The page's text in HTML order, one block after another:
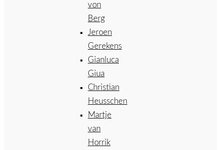
von
Berg
Jeroen
Gerekens
Gianluca
Giua
Christian
Heusschen
Martje
van
Horrik